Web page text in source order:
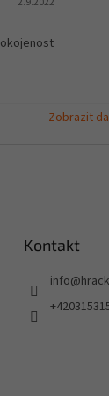
Zobrazit
Kontakt
info@